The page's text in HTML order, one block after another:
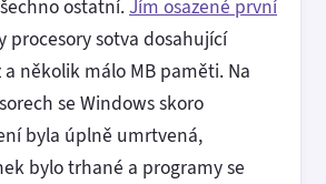
ostatní.Jím osazené první
procesory sotva dosahující
a několik málo MB paměti. Na
se Windows skoro
byla úplně umrtvená,
bylo trhané a programy se